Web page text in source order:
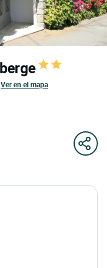
Ver en el mapa